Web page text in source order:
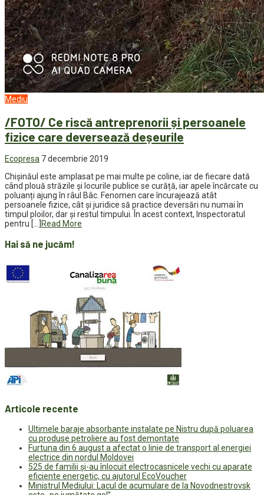
Mediu
/FOTO/ Ce riscă antreprenorii și persoanele
fizice care deversează deșeurile
Ecopresa 7 decembrie 2019
Chișinăul este amplasat pe mai multe pe coline, iar de fiecare dată
când plouă străzile și locurile publice se curăță, iar apele încărcate cu
poluanți ajung în râul Bâc. Fenomen care încurajează atât
persoanele fizice, cât și juridice să practice deversări nu numai în
timpul ploilor, dar și restul timpului. În acest context, Inspectoratul
pentru […]
Read More
Hai să ne jucăm!
Articole recente
Ultimele baraje absorbante instalate pe Nistru după poluarea
cu produse petroliere au fost demontate
Furtuna din 6 august a afectat o linie de transport al energiei
electrice din nordul Moldovei
525 de familii și-au înlocuit electrocasnicele vechi cu aparate
eficiente energetic, cu ajutorul EcoVoucher
Ministrul Mediului: Lacul de acumulare de la Novodnestrovsk